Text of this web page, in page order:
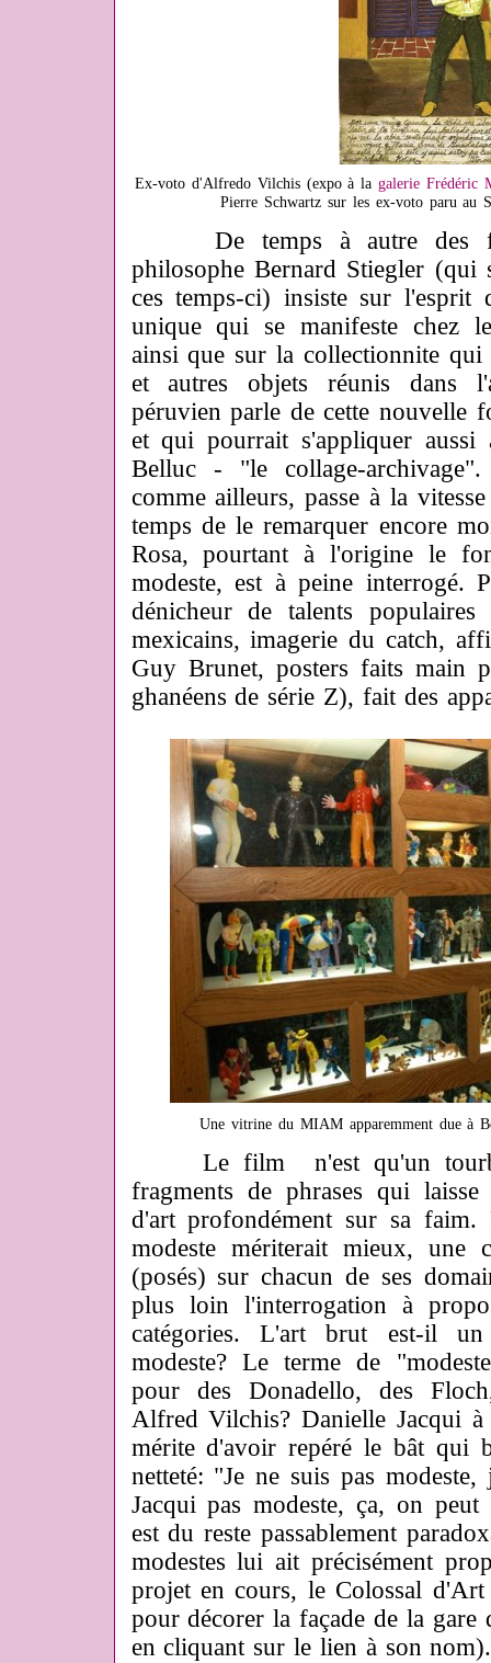
Ex-voto d'Alfredo Vilchis (expo à lagalerie Frédéric
Pierre Schwartz sur les ex-voto paru au
De temps à autre des
philosophe Bernard Stiegler
ces temps-ci) insiste sur l'esprit
unique qui se manifeste chez
ainsi que sur la collectionnite qui
et autres objets réunis dans
péruvien parle de cette nouvelle
et qui pourrait s'appliquer aussi
Belluc - "le collage-
comme ailleurs, passe à la
temps de le remarquer encore
Rosa, pourtant à l'origine le
modeste, est à peine interrogé.
dénicheur de talents populaires
mexicains, imagerie du catch,
Guy Brunet, posters faits main
ghanéens de série Z), fait des
Une vitrine du MIAM apparemment due à
Le film n'est qu'un
fragments de phrases qui
d'art profondément sur sa faim.
modeste mériterait mieux, une
(posés) sur chacun de ses
plus loin l'interrogation à
catégories. L'art brut est-il un
modeste? Le terme de
pour des Donadello, des
Alfred Vilchis? Danielle Jacqui
mérite d'avoir repéré le bât qui
netteté: "Je ne suis pas
Jacqui pas modeste, ça, on
est du reste passablement
modestes lui ait précisément
projet en cours, le Colossal
pour décorer la façade de la
en cliquant sur le lien à son nom).